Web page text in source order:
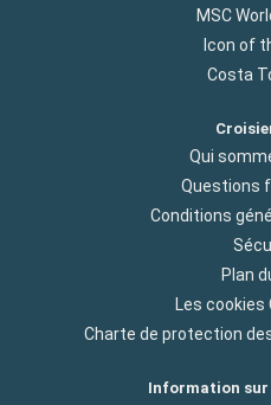
MSC
Icon of
Costa
Qui
Questions
Conditions
Plan
Les cookies
Charte de protection
Information